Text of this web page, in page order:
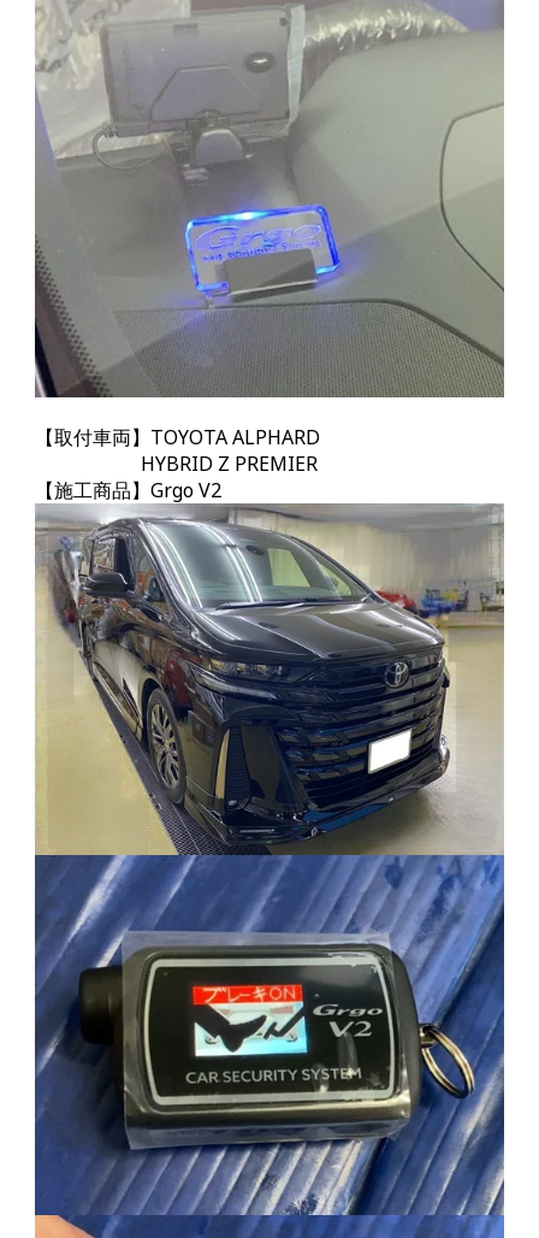
【取付車両】TOYOTA ALPHARD
HYBRID Z PREMIER
【施工商品】GrgoV2